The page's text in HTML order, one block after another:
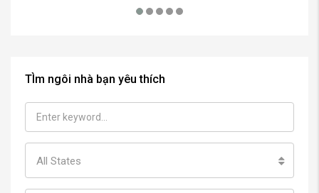
TÌm ngôi nhà bạn yêu thích
All States